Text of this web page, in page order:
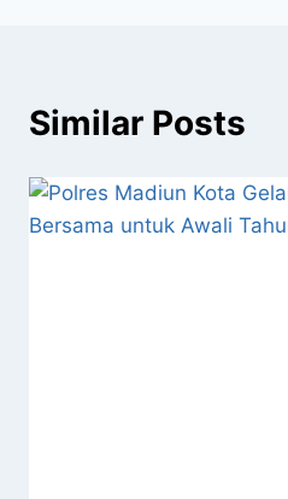
Similar Posts